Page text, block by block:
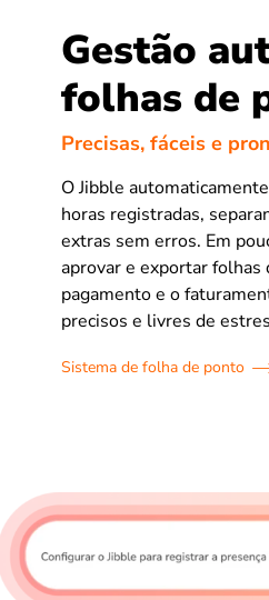
Gestão
folhas de
Precisas, fáceis e
O Jibble
horas registradas,
extras sem erros. Em
aprovar e exportar folhas
pagamento e o
precisos e livres de
Sistema de folha de ponto